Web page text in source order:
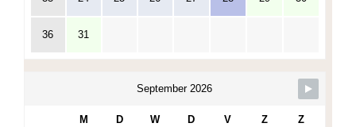
36 31
September 2026
M D W D V Z Z